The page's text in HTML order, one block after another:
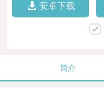
安卓下载
简介